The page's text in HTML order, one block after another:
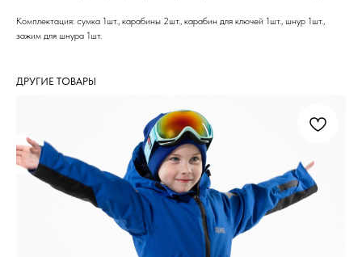
Комплектация: сумка 1шт., карабины 2шт., карабин для ключей 1шт., шнур 1шт.,
зажим для шнура 1шт.
ДРУГИЕ ТОВАРЫ